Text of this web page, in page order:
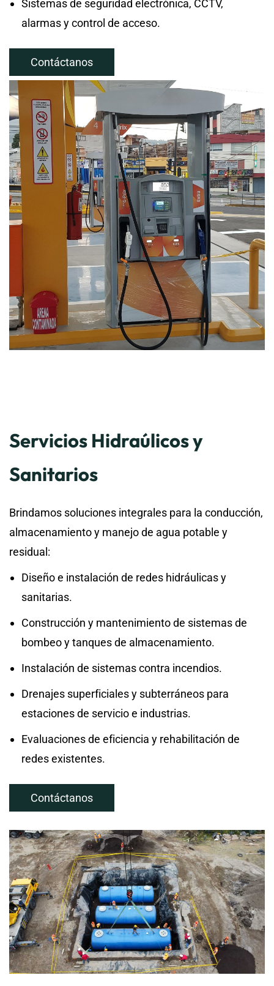
Sistemas de seguridad electrónica, CCTV,
alarmas y control de acceso.
Contáctanos
Servicios Hidraúlicos y
Sanitarios
Brindamos soluciones integrales para la conducción,
almacenamiento y manejo de agua potable y
residual:
Diseño e instalación de redes hidráulicas y
sanitarias.
Construcción y mantenimiento de sistemas de
bombeo y tanques de almacenamiento.
Instalación de sistemas contra incendios.
Drenajes superficiales y subterráneos para
estaciones de servicio e industrias.
Evaluaciones de eficiencia y rehabilitación de
redes existentes.
Contáctanos